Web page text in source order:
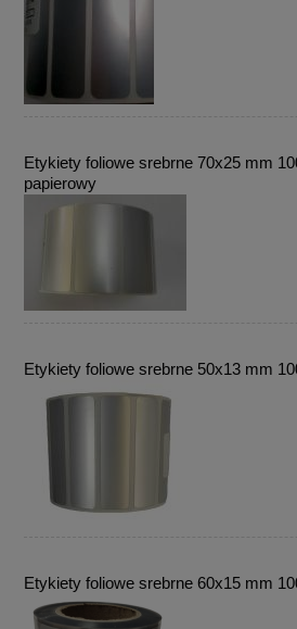
Etykiety foliowe srebrne 70x25 mm
papierowy
Etykiety foliowe srebrne 50x13 mm
Etykiety foliowe srebrne 60x15 mm